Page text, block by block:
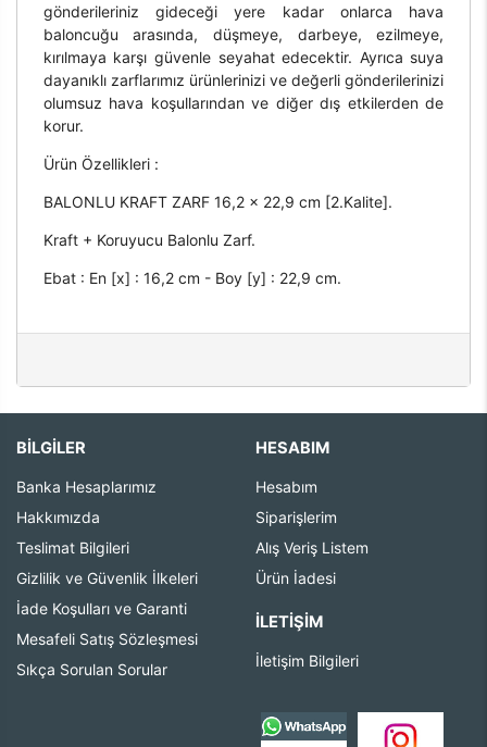
gönderileriniz gideceği yere kadar onlarca hava
baloncuğu arasında, düşmeye, darbeye, ezilmeye,
kırılmaya karşı güvenle seyahat edecektir. Ayrıca suya
dayanıklı zarflarımız ürünlerinizi ve değerli gönderilerinizi
olumsuz hava koşullarından ve diğer dış etkilerden de
korur.
Ürün Özellikleri :
BALONLU KRAFT ZARF 16,2 x 22,9 cm [2.Kalite].
Kraft + Koruyucu Balonlu Zarf.
Ebat : En [x] : 16,2 cm - Boy [y] : 22,9 cm.
BİLGİLER
Banka Hesaplarımız
Hakkımızda
Teslimat Bilgileri
Gizlilik ve Güvenlik İlkeleri
İade Koşulları ve Garanti
Mesafeli Satış Sözleşmesi
Sıkça Sorulan Sorular
HESABIM
Hesabım
Siparişlerim
Alış Veriş Listem
Ürün İadesi
İLETIŞIM
İletişim Bilgileri